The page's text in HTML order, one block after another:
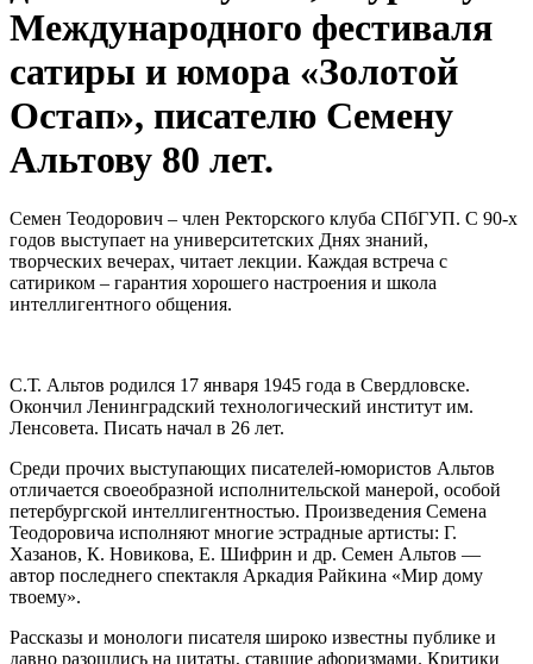
Международного фестиваля
сатиры и юмора «Золотой
Остап», писателю Семену
Альтову 80 лет.
Семен Теодорович – член Ректорского клуба СПбГУП. С 90-х
годов выступает на университетских Днях знаний,
творческих вечерах, читает лекции. Каждая встреча с
сатириком – гарантия хорошего настроения и школа
интеллигентного общения.
С.Т. Альтов родился 17 января 1945 года в Свердловске.
Окончил Ленинградский технологический институт им.
Ленсовета. Писать начал в 26 лет.
Среди прочих выступающих писателей-юмористов Альтов
отличается своеобразной исполнительской манерой, особой
петербургской интеллигентностью. Произведения Семена
Теодоровича исполняют многие эстрадные артисты: Г.
Хазанов, К. Новикова, Е. Шифрин и др. Семен Альтов —
автор последнего спектакля Аркадия Райкина «Мир дому
твоему».
Рассказы и монологи писателя широко известны публике и
давно разошлись на цитаты, ставшие афоризмами. Критики